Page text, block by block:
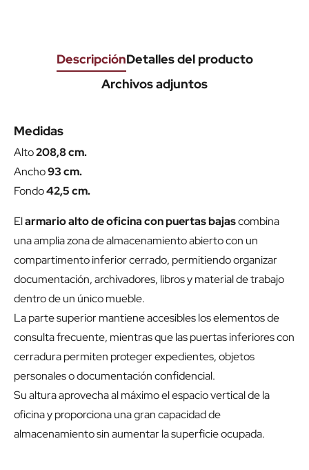
DescripciónDetalles del producto
Archivos adjuntos
Medidas
Alto208,8 cm.
Ancho93 cm.
Fondo42,5 cm.
Elarmario alto de oficina con puertas bajascombina
una amplia zona de almacenamiento abierto con un
compartimento inferior cerrado, permitiendo organizar
documentación, archivadores, libros y material de trabajo
dentro de un único mueble.
La parte superior mantiene accesibles los elementos de
consulta frecuente, mientras que las puertas inferiores con
cerradura permiten proteger expedientes, objetos
personales o documentación confidencial.
Su altura aprovecha al máximo el espacio vertical de la
oficina y proporciona una gran capacidad de
almacenamiento sin aumentar la superficie ocupada.